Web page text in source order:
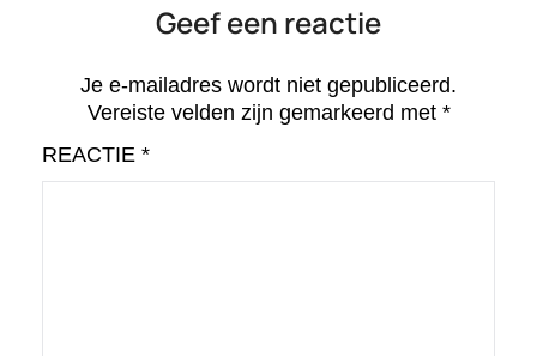
Geef een reactie
Je e-mailadres wordt niet gepubliceerd.
Vereiste velden zijn gemarkeerd met *
REACTIE *